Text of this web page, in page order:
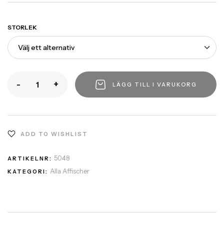
STORLEK
- + LÄGG TILL I VARUKORG
ADD TO WISHLIST
ARTIKELNR: 5048
KATEGORI: Alla Affischer